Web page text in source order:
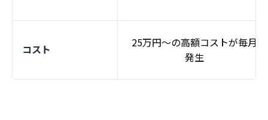
コスト
25万円～の高額コストが毎月
発生